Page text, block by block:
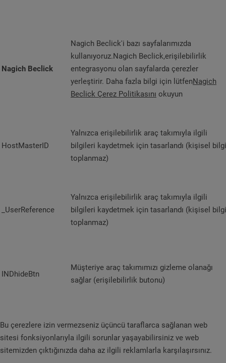
Nagich Beclick
Nagich Beclick'i bazı sayfalarımızda
kullanıyoruz.Nagich Beclick,erişilebilirlik
entegrasyonu olan sayfalarda çerezler
yerleştirir. Daha fazla bilgi için lütfenNagich
Beclick Çerez Politikasını okuyun
HostMasterID
Yalnızca erişilebilirlik araç takımıyla ilgili
bilgileri kaydetmek için tasarlandı (kişisel bilgi
toplanmaz)
_UserReference
Yalnızca erişilebilirlik araç takımıyla ilgili
bilgileri kaydetmek için tasarlandı (kişisel bilgi
toplanmaz)
INDhideBtn
Müşteriye araç takımımızı gizleme olanağı
sağlar (erişilebilirlik butonu)
Bu çerezlere izin vermezseniz üçüncü taraflarca sağlanan web
sitesi fonksiyonlarıyla ilgili sorunlar yaşayabilirsiniz ve web
sitemizden çıktığınızda daha az ilgili reklamlarla karşılaşırsınız.